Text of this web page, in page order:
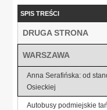
SPIS TREŚCI
DRUGA STRONA
WARSZAWA
Anna Serafińska: od
Osieckiej
Autobusy podmiejskie